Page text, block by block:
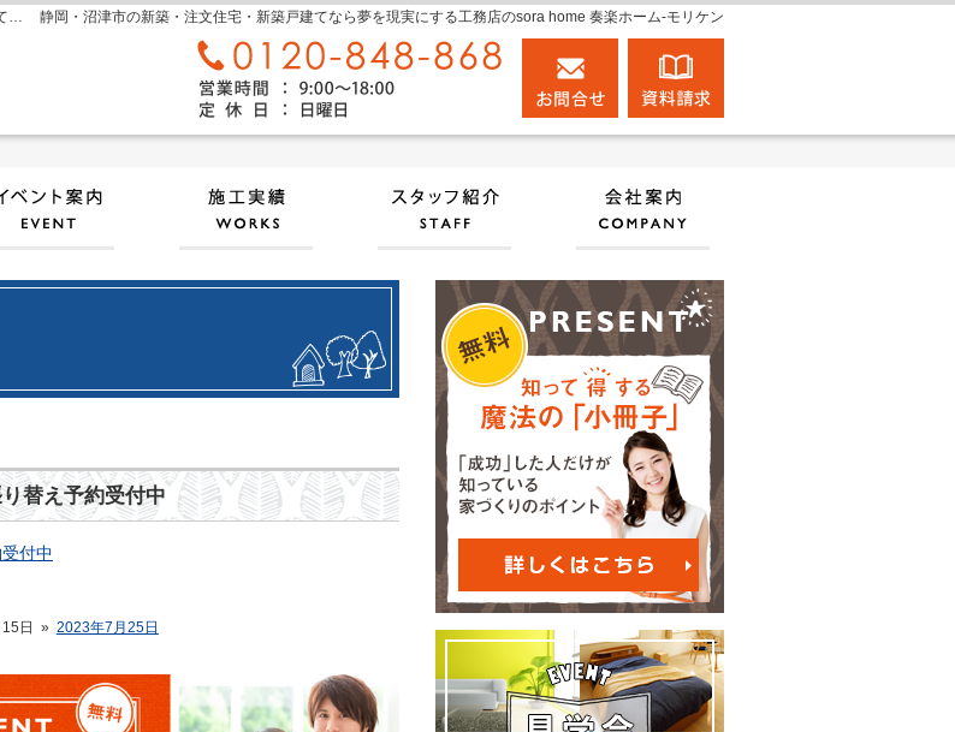
静岡・沼津市の新築・注文住宅・新築戸建てなら夢を現実にする工務店のsora home 奏楽ホーム‐モリケン
sora home 奏楽ホーム‐静岡・沼津市の新築・注文住宅・新築戸建てなら工務店のモリケン
替え予約受付中
付中
日 » 2023年7月25日
0120-848-868
営業時間9:00～18:00 定休日：日曜日